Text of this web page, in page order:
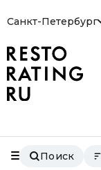
Санкт-Петербург
Поиск